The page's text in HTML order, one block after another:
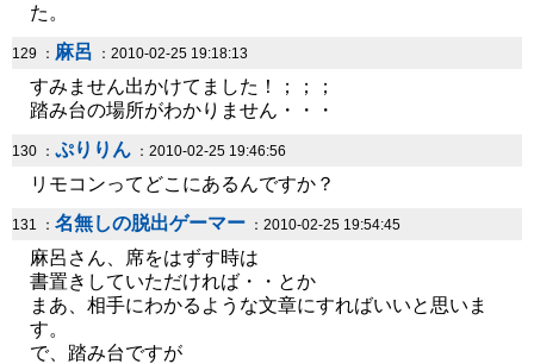
た。
129 ： 麻呂 ：2010-02-25 19:18:13
すみません出かけてました！；；；
踏み台の場所がわかりません・・・
130 ： ぷりりん ：2010-02-25 19:46:56
リモコンってどこにあるんですか？
131 ： 名無しの脱出ゲーマー ：2010-02-25 19:54:45
麻呂さん、席をはずす時は
書置きしていただければ・・とか
まあ、相手にわかるような文章にすればいいと思いま
す。
で、踏み台ですが